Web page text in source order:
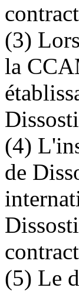
(3)
la
(4)
de
(5) Le